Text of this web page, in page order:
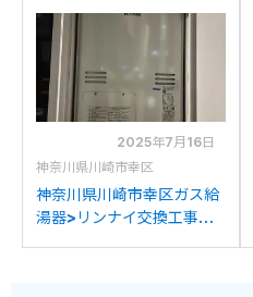
4200ARSAW3Q-Cから
リンナイRUFH-
A2400AT2-3(A)への交換
2025年7月16日
神奈川県川崎市幸区
神奈川県川崎市幸区ガス給
湯器>リンナイ交換工事施